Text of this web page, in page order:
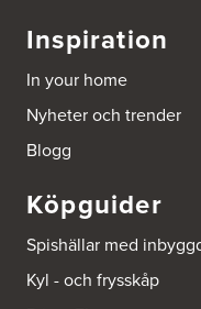
Gäddvägen 12
Tel.:752412900
Hönekullavägen 25
Tel.:752418750
Beijer
Industrigatan 5
Inspiration
In your home
Nyheter och trender
Blogg
Köpguider
Spishällar med
Kyl - och frysskåp